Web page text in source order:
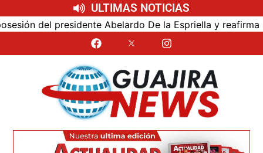
ULTIMAS NOTICIAS
del presidente Abelardo De la Espriella y reafirma su